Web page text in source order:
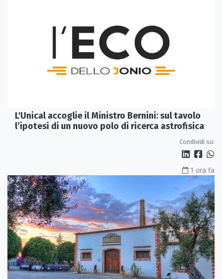
L'Unical accoglie il Ministro Bernini: sul tavolo
l’ipotesi di un nuovo polo di ricerca astrofisica
Condividi su:
1 ora fa